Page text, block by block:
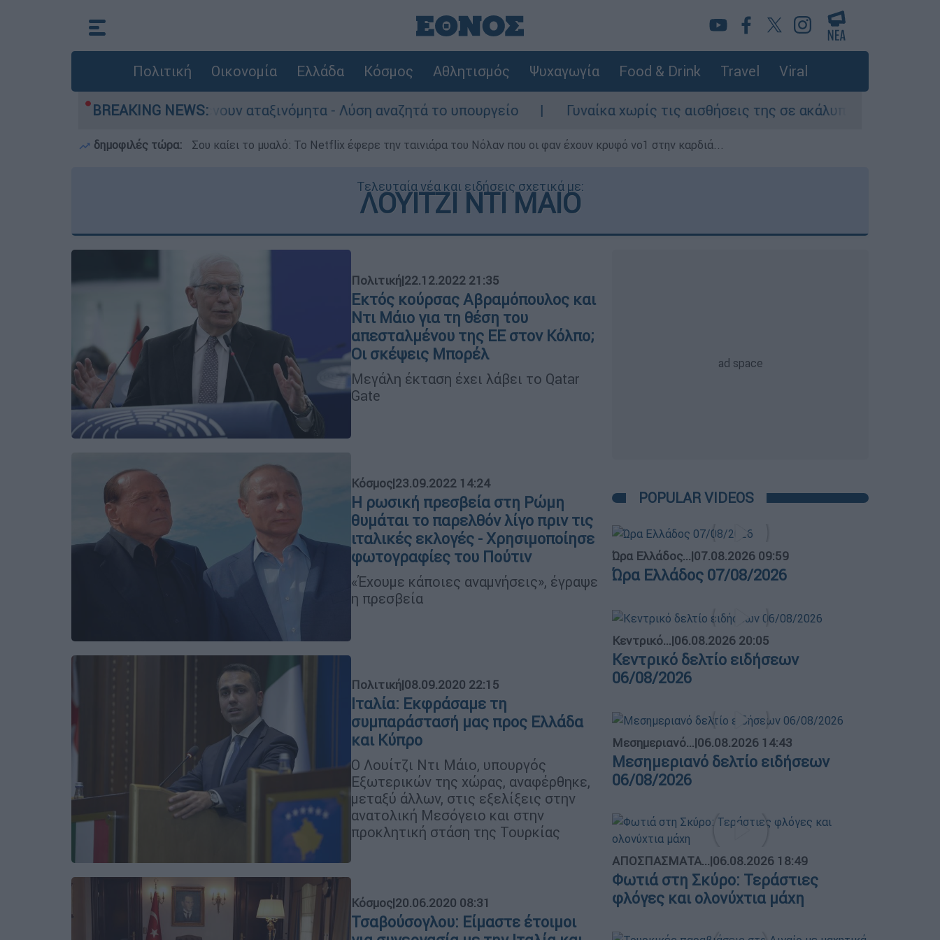
Πολιτική Οικονομία Ελλάδα Κόσμος Αθλητισμός Ψυχαγωγία Food & Drink Travel Viral
BREAKING NEWS:
παραμένουν αταξινόμητα - Λύση αναζητά το υπουργείο Γυναίκα χωρίς τις αισθήσεις της σε ακάλυπτο πολυκατοικίας στη
δημοφιλές τώρα: Σου καίει το μυαλό: Το Netflix έφερε την ταινιάρα του Νόλαν που οι φαν έχουν κρυφό νο1 στην καρδιά...
Τελευταία νέα και ειδήσεις σχετικά με:
ΛΟΥΙΤΖΙ ΝΤΙ ΜΑΙΟ
Πολιτική|22.12.2022 21:35
Εκτός κούρσας Αβραμόπουλος και
Ντι Μάιο για τη θέση του
απεσταλμένου της ΕΕ στον Κόλπο;
Οι σκέψεις Μπορέλ
Μεγάλη έκταση έχει λάβει το Qatar
Gate
Κόσμος|23.09.2022 14:24
Η ρωσική πρεσβεία στη Ρώμη
θυμάται το παρελθόν λίγο πριν τις
ιταλικές εκλογές - Χρησιμοποίησε
φωτογραφίες του Πούτιν
«Έχουμε κάποιες αναμνήσεις», έγραψε
η πρεσβεία
Πολιτική|08.09.2020 22:15
Ιταλία: Εκφράσαμε τη
συμπαράστασή μας προς Ελλάδα
και Κύπρο
Ο Λουίτζι Ντι Μάιο, υπουργός
Εξωτερικών της χώρας, αναφέρθηκε,
μεταξύ άλλων, στις εξελίξεις στην
ανατολική Μεσόγειο και στην
προκλητική στάση της Τουρκίας
Κόσμος|20.06.2020 08:31
Τσαβούσογλου: Είμαστε έτοιμοι
POPULAR VIDEOS
Ώρα Ελλάδος...|07.08.2026 09:59
Ώρα Ελλάδος 07/08/2026
Κεντρικό...|06.08.2026 20:05
Κεντρικό δελτίο ειδήσεων
06/08/2026
Μεσημεριανό...|06.08.2026 14:43
Μεσημεριανό δελτίο ειδήσεων
06/08/2026
ΑΠΟΣΠΑΣΜΑΤΑ...|06.08.2026 18:49
Φωτιά στη Σκύρο: Τεράστιες
φλόγες και ολονύχτια μάχη